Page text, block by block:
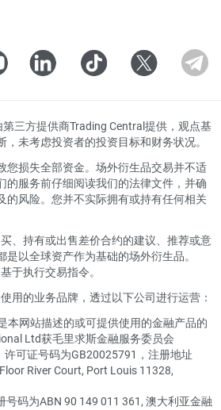
三方提供商Trading Central提供，观点基
未考虑投资者的投资目标和财务状况。
您损失全部资金。场外衍生品交易并不适
的服务前仔细阅读我们的法律文件，并确
的风险。您并不实际拥有或持有任何相关
、持有或出售差价合约的建议、推荐或意
以全球资产作为基础的场外衍生品。
于执行交易指令。
用的业务品牌，透过以下公司进行运营：
本网站描述的或可提供使用的金融产品的
Ltd获毛里求斯金融服务委员会
许可证号码为GB20025791，注册地址
River Court, Port Louis 11328,
码为ABN 90 149 011 361, 澳大利亚金融